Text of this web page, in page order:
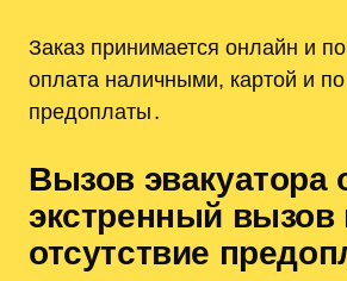
Заказ принимается онлайн и
оплата наличными, картой и по
предоплаты․
Вызов эвакуатора
экстренный вызов
отсутствие